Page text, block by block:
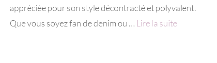
appréciée pour son style décontracté et polyvalent.
Que vous soyez fan de denim ou … Lire la suite